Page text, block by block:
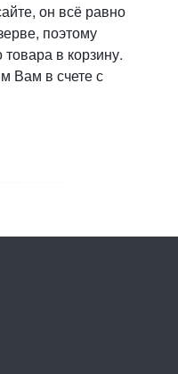
он всё равно
поэтому
в корзину.
Вам в счете с